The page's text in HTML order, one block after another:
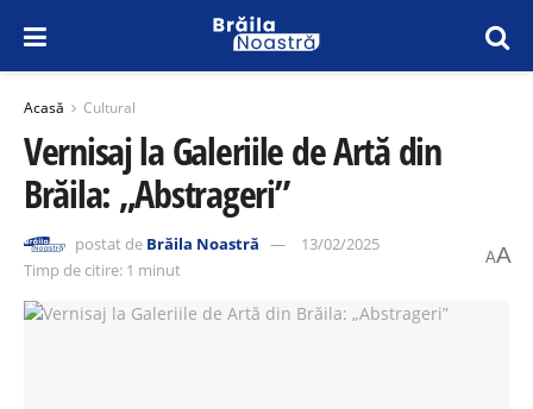
Acasă Cultural
Vernisaj la Galeriile de Artă din
Brăila: „Abstrageri”
postat de Brăila Noastră
13/02/2025
Timp de citire: 1 minut
AA